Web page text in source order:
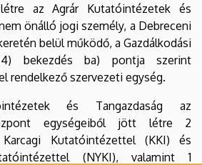
az Agrár Kutatóintézetek és
önálló jogi személy, a Debreceni
belül működő, a Gazdálkodási
bekezdés ba) pontja szerint
rendelkező szervezeti egység.
és Tangazdaság az
egységeiből jött létre 2
Kutatóintézettel (KKI) és
(NYKI), valamint 1